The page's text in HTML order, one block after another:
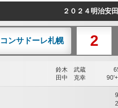
２０２４明治安
ンサドーレ札幌 2
鈴木 武蔵
田中 克幸
9
2